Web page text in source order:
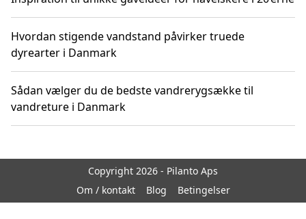
Hvordan stigende vandstand påvirker truede
dyrearter i Danmark
Sådan vælger du de bedste vandrerygsække til
vandreture i Danmark
Copyright 2026 - Pilanto Aps
Om / kontakt
Blog Betingelser